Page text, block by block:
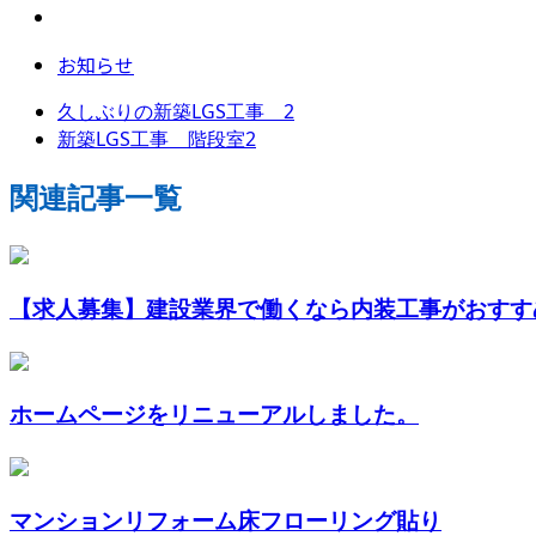
お知らせ
久しぶりの新築LGS工事 2
新築LGS工事 階段室2
関連記事一覧
【求人募集】建設業界で働くなら内装工事がおす
ホームページをリニューアルしました。
マンションリフォーム床フローリング貼り